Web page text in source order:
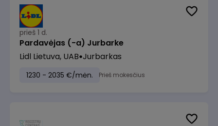
prieš 1 d.
Pardavėjas (-a) Jurbarke
Lidl Lietuva, UAB Jurbarkas
1230 - 2035 €/mėn. Prieš mokesčius